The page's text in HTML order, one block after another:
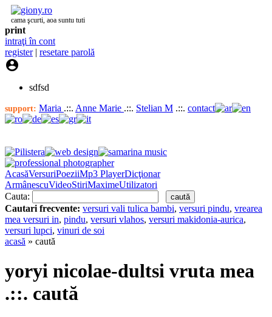
cama şcurti, aoa suntu tuti
print
intraţi în cont
register| resetare parolă

sdfsd
support: Maria .::. Anne Marie .::. Stelian M .::. contact
AcasăVersuriPoeziiMp3 PlayerDicţionar
ArmânescuVideoStiriMaximeUtilizatori
Cauta:
Cautari frecvente: versuri vali tulica bambi, versuri pindu, vrearea
mea versuri in, pindu, versuri vlahos, versuri makidonia-aurica,
versuri lupci, vinuri de soi
acasă » caută
yoryi nicolae-dultsi vruta mea
.::. caută